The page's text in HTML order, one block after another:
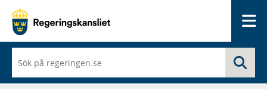
du
börjar
skriva